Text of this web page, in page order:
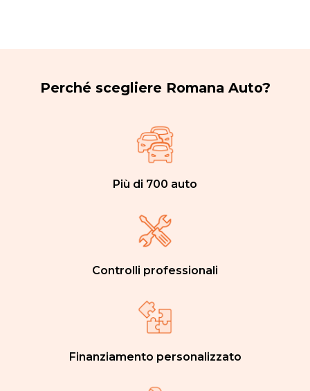
Perché scegliere Romana Auto?
Più di 700 auto
Controlli professionali
Finanziamento personalizzato